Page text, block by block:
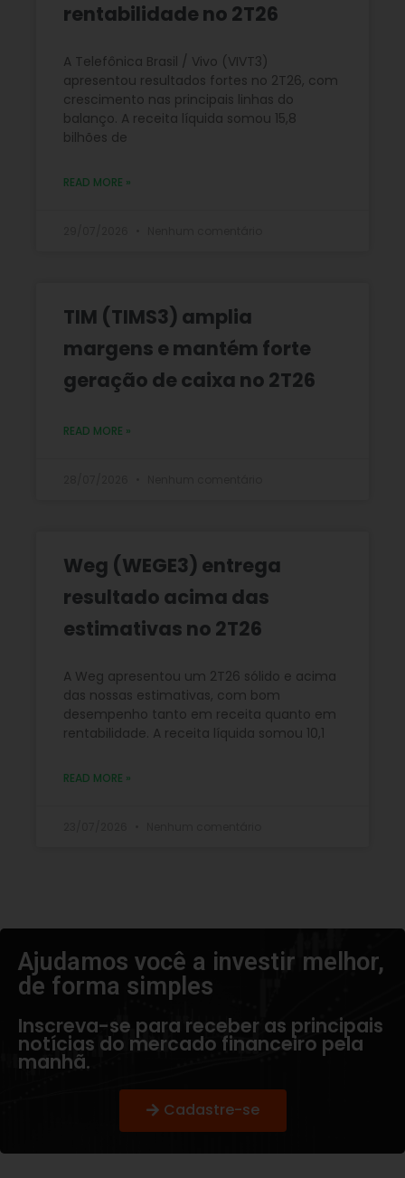
rentabilidade no 2T26
A Telefônica Brasil / Vivo (VIVT3)
apresentou resultados fortes no 2T26, com
crescimento nas principais linhas do
balanço. A receita líquida somou 15,8
bilhões de
READ MORE »
TIM (TIMS3) amplia
margens e mantém forte
geração de caixa no 2T26
READ MORE »
Weg (WEGE3) entrega
resultado acima das
estimativas no 2T26
A Weg apresentou um 2T26 sólido e acima
das nossas estimativas, com bom
desempenho tanto em receita quanto em
rentabilidade. A receita líquida somou 10,1
READ MORE »
Ajudamos você a investir melhor,
de forma simples​
Inscreva-se para receber as principais
notícias do mercado financeiro pela
manhã.
Cadastre-se